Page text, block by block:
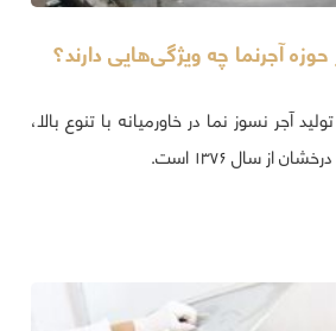
آجرنما چه ویژگی‌هایی دارند؟
آجر نسوز نما در خاورمیانه با تنوع بالا،
از سال ۱۳۷۶ است.